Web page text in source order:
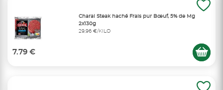
Charal Steak haché Frais pur Bœuf, 5% de Mg
2x130g
29,96 €/KILO
7.79 €